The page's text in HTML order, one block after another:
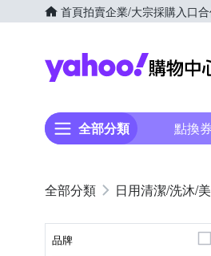
首頁拍賣企業/大宗採購入口
全部分類 點換券
日用清潔/洗沐/
品牌